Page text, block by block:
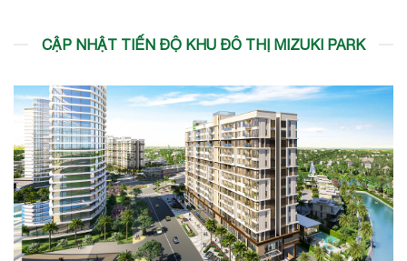
CẬP NHẬT TIẾN ĐỘ KHU ĐÔ THỊ MIZUKI PARK